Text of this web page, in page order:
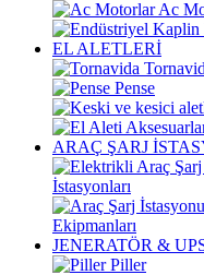
Ac
EL ALETLERİ
Pense
ARAÇ ŞARJ
İstasyonları
Ekipmanları
JENERATÖR &
Piller